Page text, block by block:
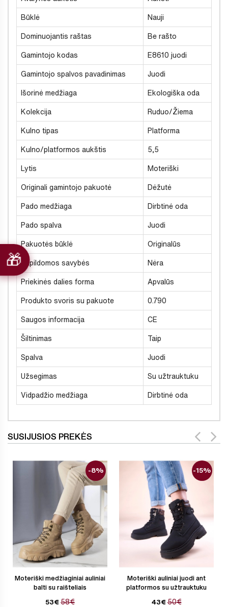
Būklė Nauji
Dominuojantis raštas Be rašto
Gamintojo kodas E8610 juodi
Gamintojo spalvos pavadinimas Juodi
Išorinė medžiaga Ekologiška oda
Kolekcija Ruduo/Žiema
Kulno tipas Platforma
Kulno/platformos aukštis 5,5
Lytis Moteriški
Originali gamintojo pakuotė Dėžutė
Pado medžiaga Dirbtinė oda
Pado spalva Juodi
Pakuotės būklė Originalūs
Papildomos savybės Nėra
Priekinės dalies forma Apvalūs
Produkto svoris su pakuote 0.790
Saugos informacija CE
Šiltinimas Taip
Spalva Juodi
Užsegimas Su užtrauktuku
Vidpadžio medžiaga Dirbtinė oda
SUSIJUSIOS PREKĖS
Moteriški medžiaginiai auliniai
balti su raišteliais
53€ 58€
-8%
Moteriški auliniai juodi ant
platformos su užtrauktuku
43€ 50€
-15%